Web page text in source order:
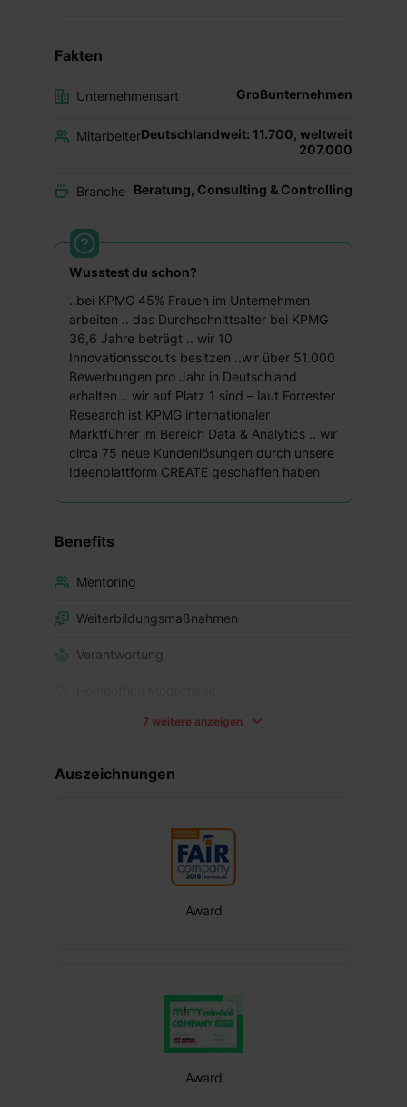
Fakten
Unternehmensart Großunternehmen
MitarbeiterDeutschlandweit: 11.700, weltweit
207.000
Branche Beratung, Consulting & Controlling
Wusstest du schon?
..bei KPMG 45% Frauen im Unternehmen
arbeiten .. das Durchschnittsalter bei KPMG
36,6 Jahre beträgt .. wir 10
Innovationsscouts besitzen ..wir über 51.000
Bewerbungen pro Jahr in Deutschland
erhalten .. wir auf Platz 1 sind – laut Forrester
Research ist KPMG internationaler
Marktführer im Bereich Data & Analytics .. wir
circa 75 neue Kundenlösungen durch unsere
Ideenplattform CREATE geschaffen haben
Benefits
Mentoring
Weiterbildungsmaßnahmen
Verantwortung
Kostenlose Getränke
Flexible Arbeitszeiten
Mitarbeiterevents
7 weitere anzeigen
Auszeichnungen
Award
Award